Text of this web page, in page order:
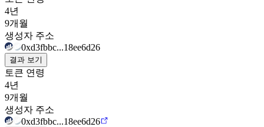
4년
9개월
생성자 주소
0xd3fbbc...18ee6d26
결과 보기
토큰 연령
4년
9개월
생성자 주소
0xd3fbbc...18ee6d26